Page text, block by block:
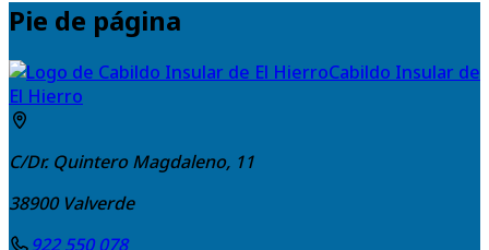
Pie de página
Cabildo Insular de
El Hierro
C/Dr. Quintero Magdaleno, 11
38900 Valverde
922 550 078